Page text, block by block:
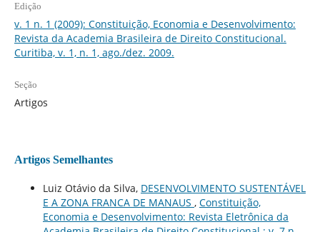
Edição
v. 1 n. 1 (2009): Constituição, Economia e Desenvolvimento:
Revista da Academia Brasileira de Direito Constitucional.
Curitiba, v. 1, n. 1, ago./dez. 2009.
Seção
Artigos
Artigos Semelhantes
Luiz Otávio da Silva, DESENVOLVIMENTO SUSTENTÁVEL
E A ZONA FRANCA DE MANAUS , Constituição,
Economia e Desenvolvimento: Revista Eletrônica da